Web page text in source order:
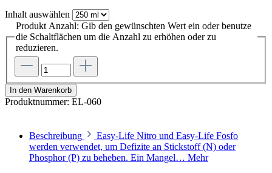
Inhalt auswählen
Produkt Anzahl: Gib den gewünschten Wert ein oder benutze
die Schaltflächen um die Anzahl zu erhöhen oder zu
reduzieren.
In den Warenkorb
Produktnummer: EL-060
Beschreibung
Easy-Life Nitro und Easy-Life Fosfo
werden verwendet, um Defizite an Stickstoff (N) oder
Phosphor (P) zu beheben. Ein Mangel… Mehr